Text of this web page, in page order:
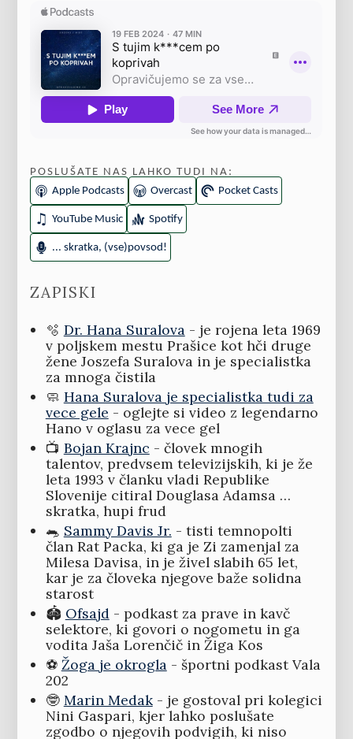
POSLUŠATE NAS LAHKO TUDI NA:
Apple Podcasts
Overcast Pocket Casts
YouTube Music Spotify
... skratka, (vse)povsod!
ZAPISKI
🫧 Dr. Hana Suralova- je rojena leta 1969
v poljskem mestu Prašice kot hči druge
žene Joszefa Suralova in je specialistka
za mnoga čistila
🧼 Hana Suralova je specialistka tudi za
vece gele - oglejte si video z legendarno
Hano v oglasu za vece gel
📺 Bojan Krajnc - človek mnogih
talentov, predvsem televizijskih, ki je že
leta 1993 v članku vladi Republike
Slovenije citiral Douglasa Adamsa …
skratka, hupi frud
🐀 Sammy Davis Jr. - tisti temnopolti
član Rat Packa, ki ga je Zi zamenjal za
Milesa Davisa, in je živel slabih 65 let,
kar je za človeka njegove baže solidna
starost
🏟️ Ofsajd- podkast za prave in kavč
selektore, ki govori o nogometu in ga
vodita Jaša Lorenčič in Žiga Kos
⚽️ Žoga je okrogla- športni podkast Vala
202
🤓 Marin Medak- je gostoval pri kolegici
Nini Gaspari, kjer lahko poslušate
zgodbo o njegovih podvigih, ki niso